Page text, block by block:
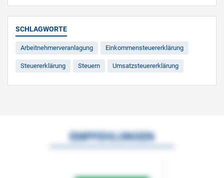
SCHLAGWORTE
Arbeitnehmerveranlagung Einkommensteuererklärung
Steuererklärung Steuern Umsatzsteuererklärung
EMPFEHLUNGEN